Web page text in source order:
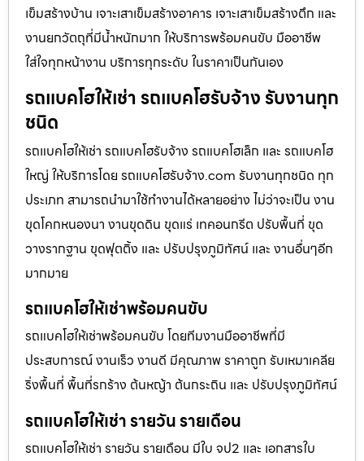
เข็มสร้างบ้าน เจาะเสาเข็มสร้างอาคาร เจาะเสาเข็มสร้างตึก และ
งานยกวัตถุที่มีน้ำหนักมาก ให้บริการพร้อมคนขับ มืออาชีพ
ใส่ใจทุกหน้างาน บริการทุกระดับ ในราคาเป็นกันเอง
รถแบคโฮให้เช่า รถแบคโฮรับจ้าง รับงานทุก
ชนิด
รถแบคโฮให้เช่า รถแบคโฮรับจ้าง รถแบคโฮเล็ก และ รถแบคโฮ
ใหญ่ ให้บริการโดย รถแบคโฮรับจ้าง.com รับงานทุกชนิด ทุก
ประเภท สามารถนำมาใช้ทำงานได้หลายอย่าง ไม่ว่าจะเป็น งาน
ขุดโคกหนองนา งานขุดดิน ขุดแร่ เทคอนกรีต ปรับพื้นที่ ขุด
วางรากฐาน ขุดฟุตติ้ง และ ปรับปรุงภูมิทัศน์ และ งานอื่นๆอีก
มากมาย
รถแบคโฮให้เช่าพร้อมคนขับ
รถแบคโฮให้เช่าพร้อมคนขับ โดยทีมงานมืออาชีพที่มี
ประสบการณ์ งานเร็ว งานดี มีคุณภาพ ราคาถูก รับเหมาเคลีย
ริ่งพื้นที่ พื้นที่รกร้าง ต้นหญ้า ต้นกระถิน และ ปรับปรุงภูมิทัศน์
รถแบคโฮให้เช่า รายวัน รายเดือน
รถแบคโฮให้เช่า รายวัน รายเดือน มีใบ จป2 และ เอกสารใบ